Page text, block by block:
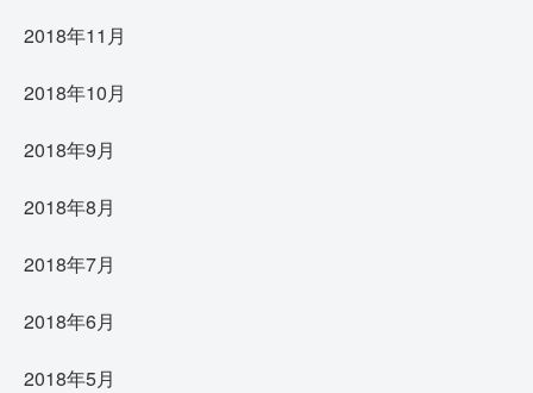
2018年11月
2018年10月
2018年9月
2018年8月
2018年7月
2018年6月
2018年5月